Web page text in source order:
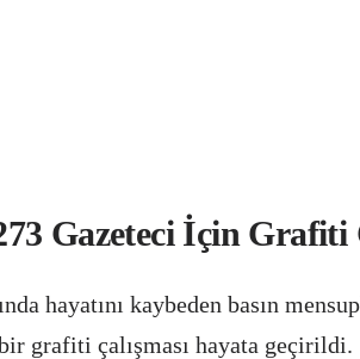
Gazeteci İçin Grafiti
hayatını kaybeden basın
grafiti çalışması hayata geçirildi.